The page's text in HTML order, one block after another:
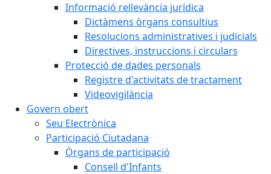
Informació rellevància jurídica
Dictàmens òrgans consultius
Resolucions administratives i judicials
Directives, instruccions i circulars
Protecció de dades personals
Registre d'activitats de tractament
Videovigilància
Govern obert
Seu Electrònica
Participació Ciutadana
Òrgans de participació
Consell d'Infants